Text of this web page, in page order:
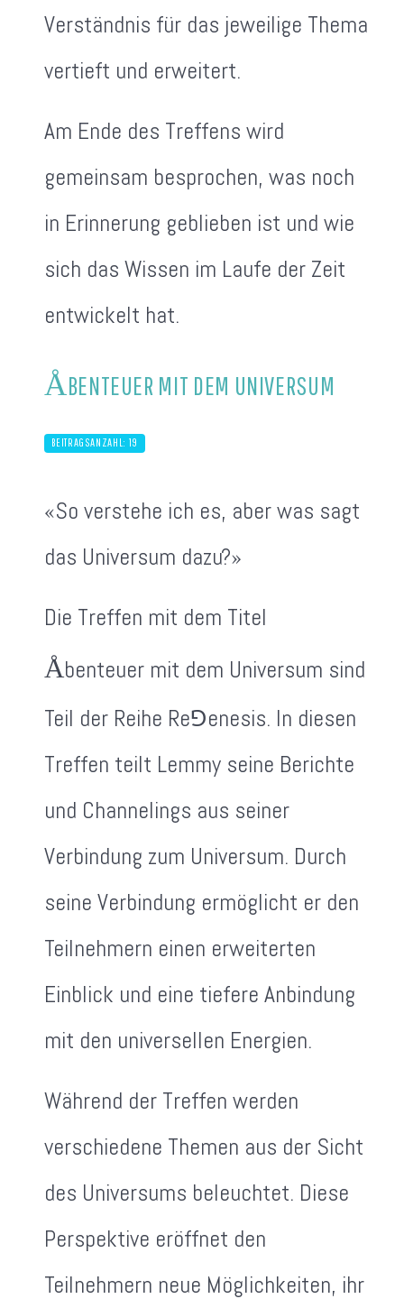
Verständnis für das jeweilige Thema
vertieft und erweitert.
Am Ende des Treffens wird
gemeinsam besprochen, was noch
in Erinnerung geblieben ist und wie
sich das Wissen im Laufe der Zeit
entwickelt hat.
ÅBENTEUER MIT DEM UNIVERSUM
BEITRAGSANZAHL: 19
«So verstehe ich es, aber was sagt
das Universum dazu?»
Die Treffen mit dem Titel
Åbenteuer mit dem Universum sind
Teil der Reihe Re⅁enesis. In diesen
Treffen teilt Lemmy seine Berichte
und Channelings aus seiner
Verbindung zum Universum. Durch
seine Verbindung ermöglicht er den
Teilnehmern einen erweiterten
Einblick und eine tiefere Anbindung
mit den universellen Energien.
Während der Treffen werden
verschiedene Themen aus der Sicht
des Universums beleuchtet. Diese
Perspektive eröffnet den
Teilnehmern neue Möglichkeiten, ihr